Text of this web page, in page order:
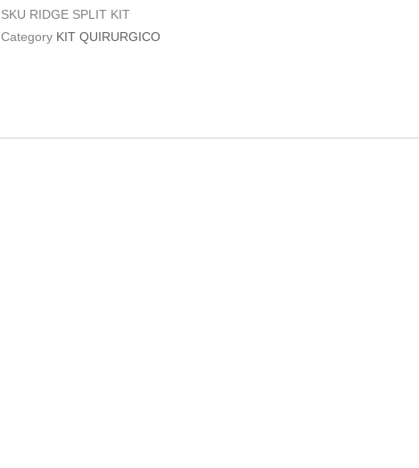
SKU RIDGE SPLIT KIT
Category KIT QUIRURGICO